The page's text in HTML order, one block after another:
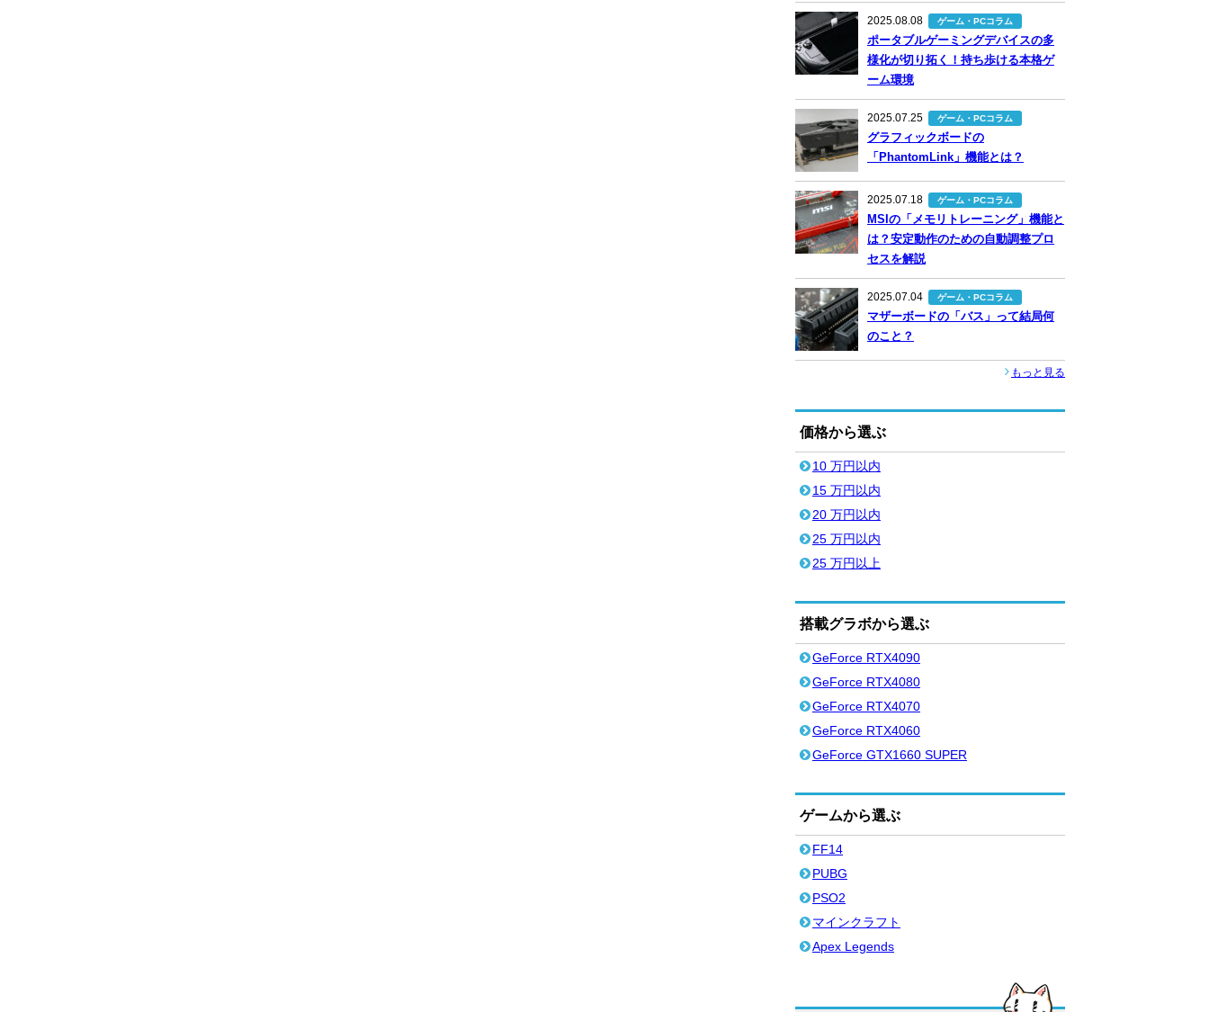
2025.08.08 ゲーム・PCコラム
ポータブルゲーミングデバイスの多
様化が切り拓く！持ち歩ける本格ゲ
ーム環境
2025.07.25 ゲーム・PCコラム
グラフィックボードの
「PhantomLink」機能とは？
2025.07.18 ゲーム・PCコラム
MSIの「メモリトレーニング」機能と
は？安定動作のための自動調整プロ
セスを解説
2025.07.04 ゲーム・PCコラム
マザーボードの「バス」って結局何
のこと？
もっと見る
価格から選ぶ
10 万円以内
15 万円以内
20 万円以内
25 万円以内
25 万円以上
搭載グラボから選ぶ
GeForce RTX4090
GeForce RTX4080
GeForce RTX4070
GeForce RTX4060
GeForce GTX1660 SUPER
ゲームから選ぶ
FF14
PUBG
PSO2
マインクラフト
Apex Legends